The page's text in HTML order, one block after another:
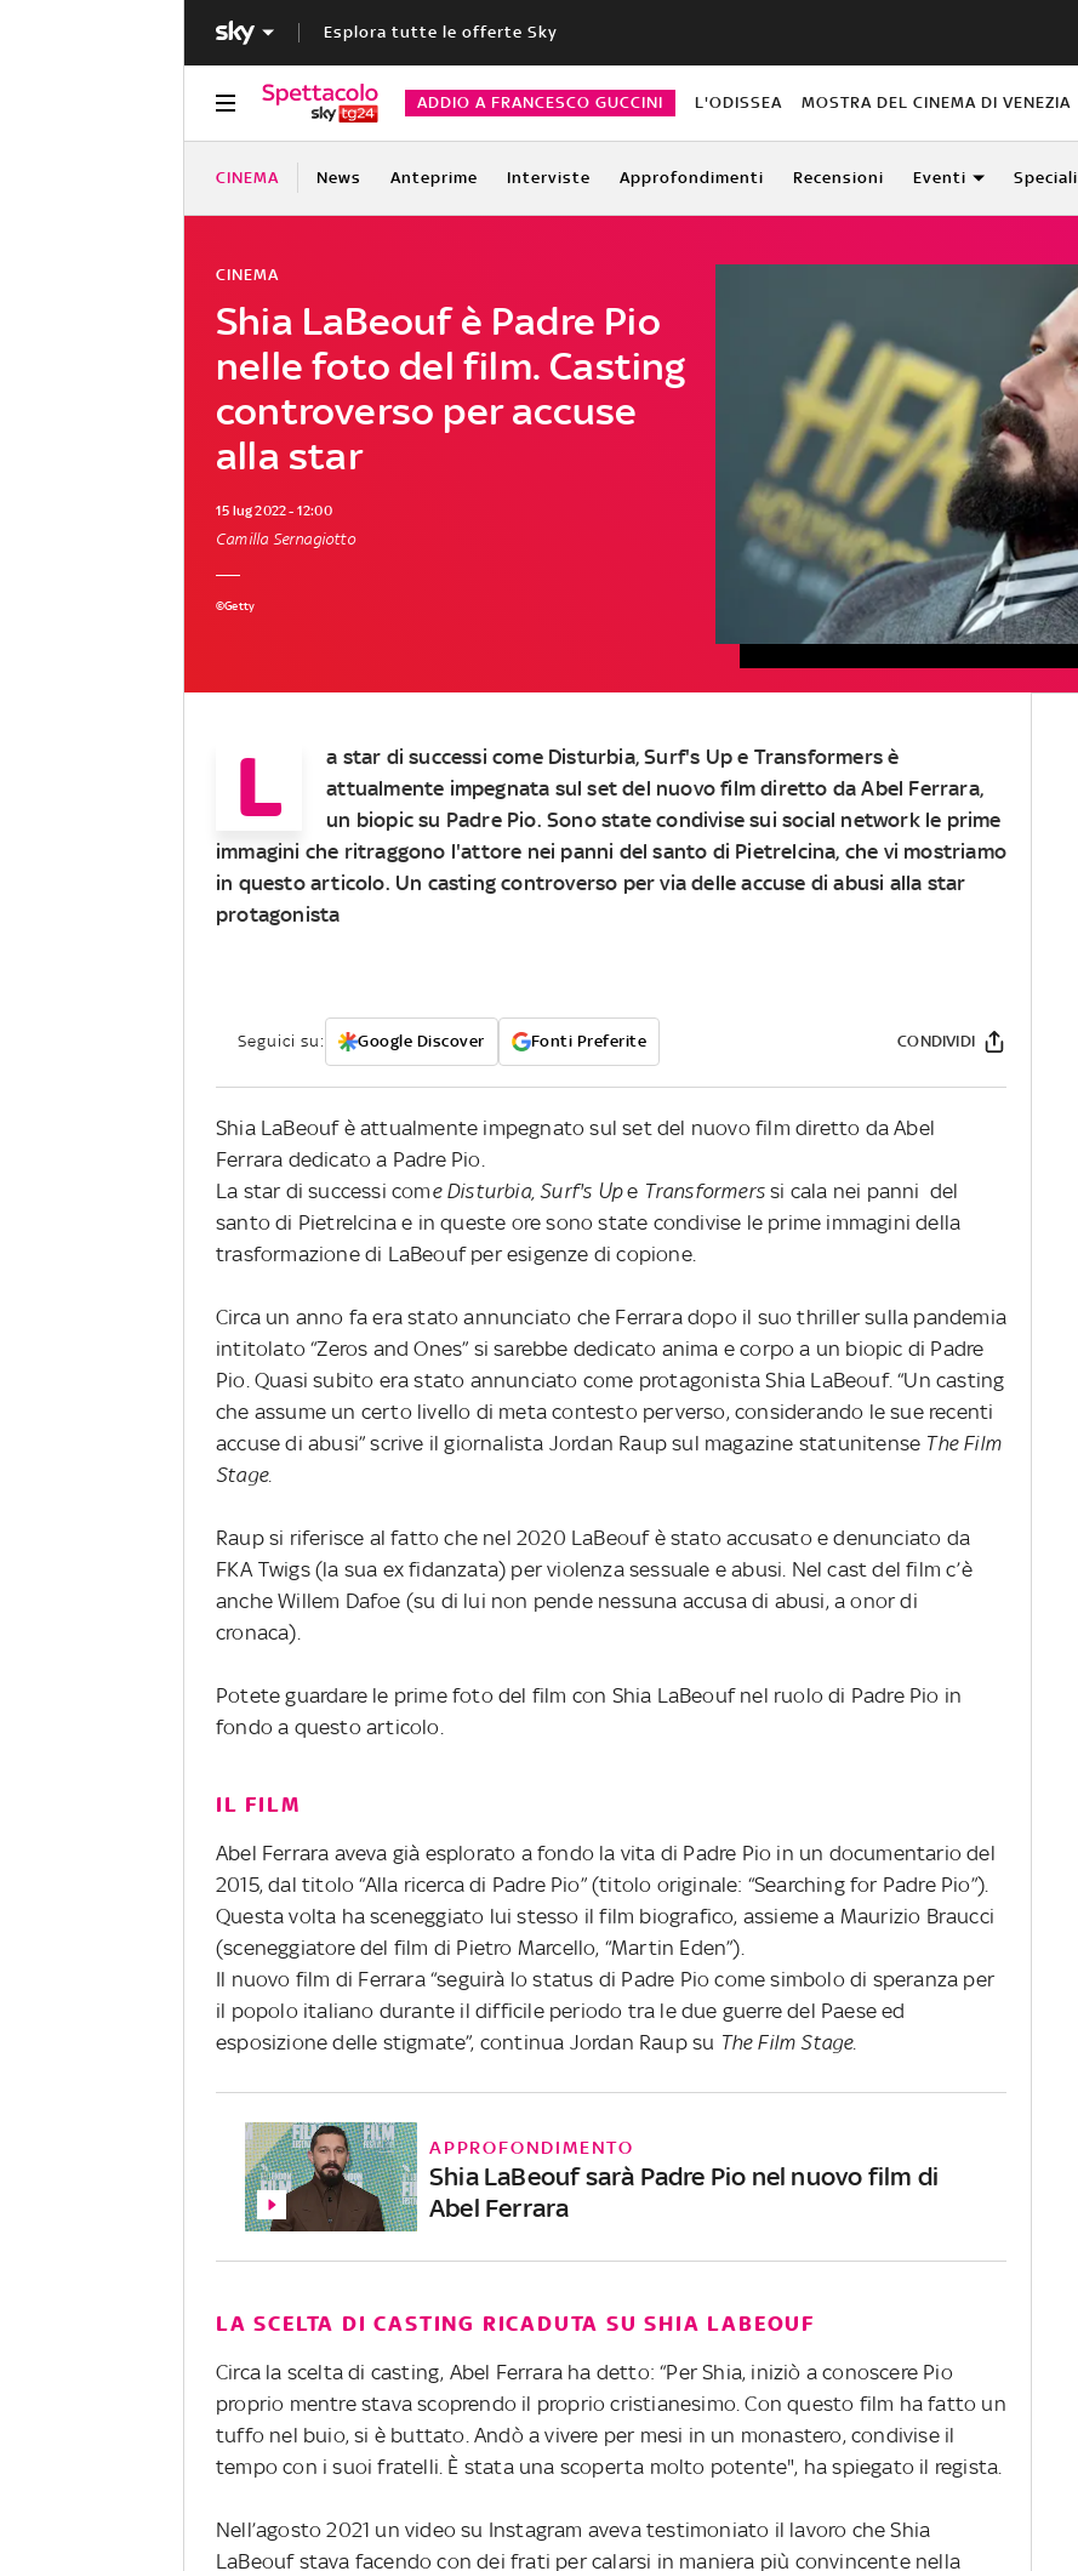
Esplora tutte le offerte Sky
ADDIO A FRANCESCO GUCCINI L'ODISSEA MOSTRA DEL CINEMA DI VENEZIA
CINEMA News Anteprime Interviste Approfondimenti Recensioni Eventi Speciali
Shia LaBeouf è Padre Pio
nelle foto del film. Casting
controverso per accuse
alla star
CINEMA
15 lug 2022 - 12:00
Camilla Sernagiotto
©Getty
L
a star di successi come Disturbia, Surf's Up e Transformers è
attualmente impegnata sul set del nuovo film diretto da Abel Ferrara,
un biopic su Padre Pio. Sono state condivise sui social network le prime
immagini che ritraggono l'attore nei panni del santo di Pietrelcina, che vi mostriamo
in questo articolo. Un casting controverso per via delle accuse di abusi alla star
protagonista
Seguici su: Google Discover Fonti Preferite CONDIVIDI
Shia LaBeouf è attualmente impegnato sul set del nuovo film diretto da Abel
Ferrara dedicato a Padre Pio.
La star di successi come Disturbia, Surf's Upe Transformers si cala nei panni del
santo di Pietrelcina e in queste ore sono state condivise le prime immagini della
trasformazione di LaBeouf per esigenze di copione.
Circa un anno fa era stato annunciato che Ferrara dopo il suo thriller sulla pandemia
intitolato “Zeros and Ones” si sarebbe dedicato anima e corpo a un biopic di Padre
Pio. Quasi subito era stato annunciato come protagonista Shia LaBeouf. “Un casting
che assume un certo livello di meta contesto perverso, considerando le sue recenti
accuse di abusi” scrive il giornalista Jordan Raup sul magazine statunitense The Film
Stage.
Raup si riferisce al fatto che nel 2020 LaBeouf è stato accusato e denunciato da
FKA Twigs (la sua ex fidanzata) per violenza sessuale e abusi. Nel cast del film c’è
anche Willem Dafoe (su di lui non pende nessuna accusa di abusi, a onor di
cronaca).
Potete guardare le prime foto del film con Shia LaBeouf nel ruolo di Padre Pio in
fondo a questo articolo.
IL FILM
Abel Ferrara aveva già esplorato a fondo la vita di Padre Pio in un documentario del
2015, dal titolo “Alla ricerca di Padre Pio” (titolo originale: “Searching for Padre Pio”).
Questa volta ha sceneggiato lui stesso il film biografico, assieme a Maurizio Braucci
(sceneggiatore del film di Pietro Marcello, “Martin Eden”).
Il nuovo film di Ferrara “seguirà lo status di Padre Pio come simbolo di speranza per
il popolo italiano durante il difficile periodo tra le due guerre del Paese ed
esposizione delle stigmate”, continua Jordan Raup su The Film Stage.
APPROFONDIMENTO
Shia LaBeouf sarà Padre Pio nel nuovo film di
Abel Ferrara
LA SCELTA DI CASTING RICADUTA SU SHIA LABEOUF
Circa la scelta di casting, Abel Ferrara ha detto: “Per Shia, iniziò a conoscere Pio
proprio mentre stava scoprendo il proprio cristianesimo. Con questo film ha fatto un
tuffo nel buio, si è buttato. Andò a vivere per mesi in un monastero, condivise il
tempo con i suoi fratelli. È stata una scoperta molto potente", ha spiegato il regista.
Nell’agosto 2021 un video su Instagram aveva testimoniato il lavoro che Shia
LaBeouf stava facendo con dei frati per calarsi in maniera più convincente nella